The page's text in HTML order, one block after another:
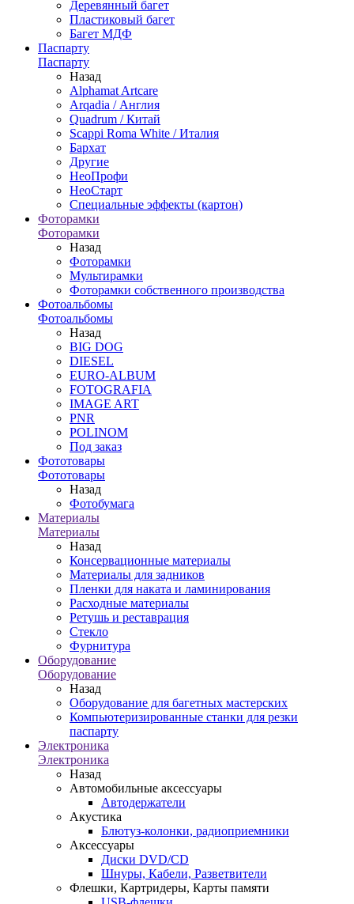
Деревянный багет
Пластиковый багет
Багет МДФ
Паспарту
Паспарту
Назад
Alphamat Artcare
Arqadia / Англия
Quadrum / Китай
Scappi Roma White / Италия
Бархат
Другие
НеоПрофи
НеоСтарт
Специальные эффекты (картон)
Фоторамки
Фоторамки
Назад
Фоторамки
Мультирамки
Фоторамки собственного производства
Фотоальбомы
Фотоальбомы
Назад
BIG DOG
DIESEL
EURO-ALBUM
FOTOGRAFIA
IMAGE ART
PNR
POLINOM
Под заказ
Фототовары
Фототовары
Назад
Фотобумага
Материалы
Материалы
Назад
Консервационные материалы
Материалы для задников
Пленки для наката и ламинирования
Расходные материалы
Ретушь и реставрация
Стекло
Фурнитура
Оборудование
Оборудование
Назад
Оборудование для багетных мастерских
Компьютеризированные станки для резки
паспарту
Электроника
Электроника
Назад
Автомобильные аксессуары
Автодержатели
Акустика
Блютуз-колонки, радиоприемники
Аксессуары
Диски DVD/CD
Шнуры, Кабели, Разветвители
Флешки, Картридеры, Карты памяти